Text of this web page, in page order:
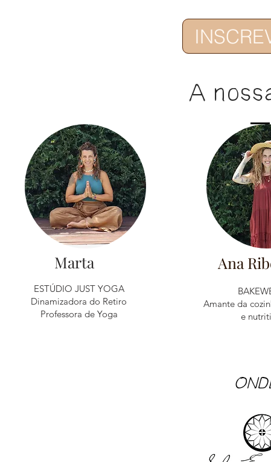
Marta
ESTÚDIO JUST YOGA
Dinamizadora do Retiro
Professora de Yoga
Ana
Amante da
e
A